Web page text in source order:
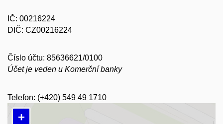
IČ: 00216224
DIČ: CZ00216224
Číslo účtu: 85636621/0100
Účet je veden u Komerční banky
Telefon: (+420) 549 49 1710
+